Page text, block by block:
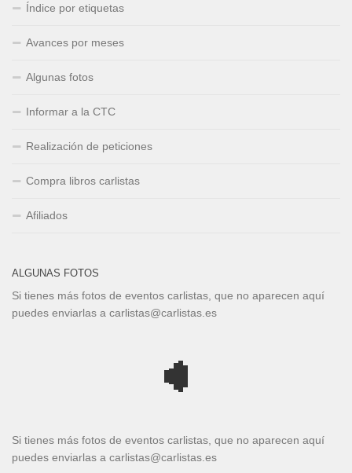
Índice por etiquetas
Avances por meses
Algunas fotos
Informar a la CTC
Realización de peticiones
Compra libros carlistas
Afiliados
ALGUNAS FOTOS
Si tienes más fotos de eventos carlistas, que no aparecen aquí
puedes enviarlas a carlistas@carlistas.es
Si tienes más fotos de eventos carlistas, que no aparecen aquí
puedes enviarlas a carlistas@carlistas.es